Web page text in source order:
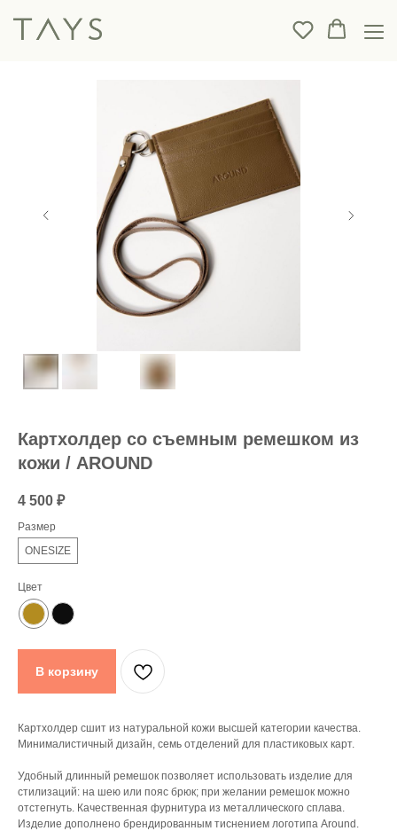
Картхолдер со съемным ремешком из
кожи / AROUND
4 500 ₽
Размер
ONESIZE
Цвет
В корзину
Картхолдер сшит из натуральной кожи высшей категории качества.
Минималистичный дизайн, семь отделений для пластиковых карт.
Удобный длинный ремешок позволяет использовать изделие для
стилизаций: на шею или пояс брюк; при желании ремешок можно
отстегнуть. Качественная фурнитура из металлического сплава.
Изделие дополнено брендированным тиснением логотипа Around.